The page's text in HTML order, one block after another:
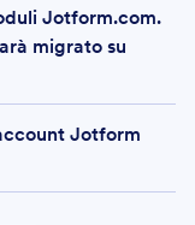
Jotform.com.
migrato su
Jotform